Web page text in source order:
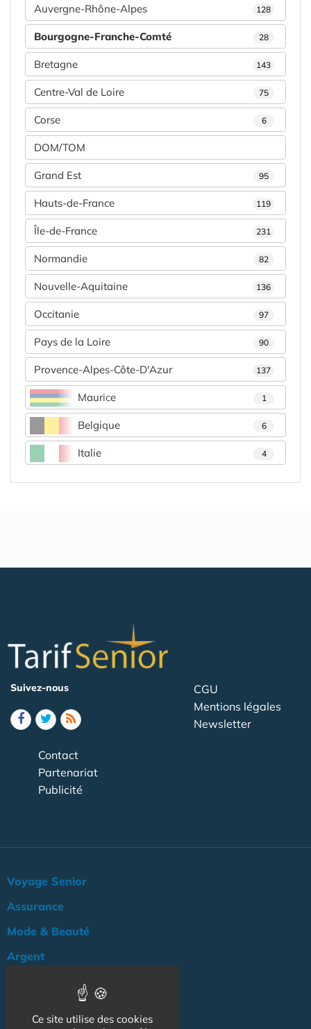
Auvergne-Rhône-Alpes 128
Bourgogne-Franche-Comté 28
Bretagne 143
Centre-Val de Loire 75
Corse 6
DOM/TOM
Grand Est 95
Hauts-de-France 119
Île-de-France 231
Normandie 82
Nouvelle-Aquitaine 136
Occitanie 97
Pays de la Loire 90
Provence-Alpes-Côte-D'Azur 137
Maurice 1
Belgique 6
Italie 4
Suivez-nous
CGU
Mentions légales
Newsletter
Contact
Partenariat
Publicité
Voyage Senior
Assurance
Mode & Beauté
Argent
Loisir & Culture
Ce site utilise des cookies